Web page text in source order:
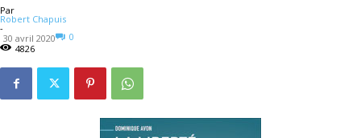
Par
Robert Chapuis
-
30 avril 2020
0
4826